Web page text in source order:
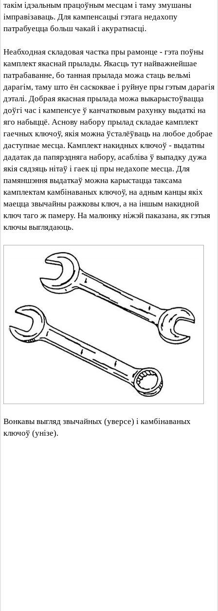
такім ідэальным працоўным месцам і таму змушаны
імправізаваць. Для кампенсацыі гэтага недахопу
патрабуецца больш чакай і акуратнасці.
Неабходная складовая частка пры рамонце - гэта поўны
камплект якаснай прылады. Якасць тут найважнейшае
патрабаванне, бо танная прылада можа стаць вельмі
дарагім, таму што ён саскоквае і руйнуе пры гэтым дарагія
дэталі. Добрая якасная прылада можа выкарыстоўвацца
доўгі час і кампенсуе ў канчатковым рахунку выдаткі на
яго набыццё. Аснову набору прылад складае камплект
гаечных ключоў, якія можна ўсталёўваць на любое добрае
даступнае месца. Камплект накидных ключоў - выдатны
дадатак да папярэдняга набору, асабліва ў выпадку дужа
якія сядзяць нітаў і гаек ці пры недахопе месца. Для
памяншэння выдаткаў можна карыстацца таксама
камплектам камбінаваных ключоў, на адным канцы якіх
маецца звычайны ражковы ключ, а на іншым накидной
ключ таго ж памеру. На малюнку ніжэй паказана, як гэтыя
ключы выглядаюць.
Вонкавы выгляд звычайных (уверсе) і камбінаваных
ключоў (унізе).